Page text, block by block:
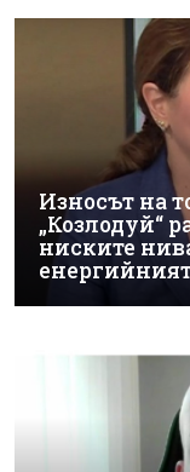
Износът на
„Козлодуй“
ниските